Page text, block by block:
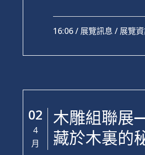
16:06 / 展覽訊息 / 展覽
02
4
月
木雕組聯展
藏於木裏的